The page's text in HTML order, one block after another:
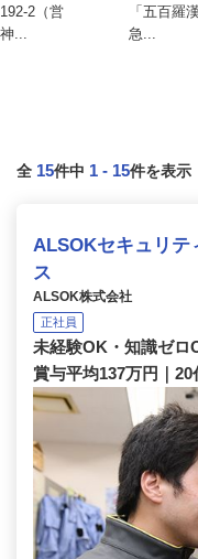
2（営
...
「五百羅
急...
全 15件中 1 - 15件を表示
ALSOKセキュリテ
ス
ALSOK株式会社
正社員
未経験OK・知識ゼロ
賞与平均137万円｜20